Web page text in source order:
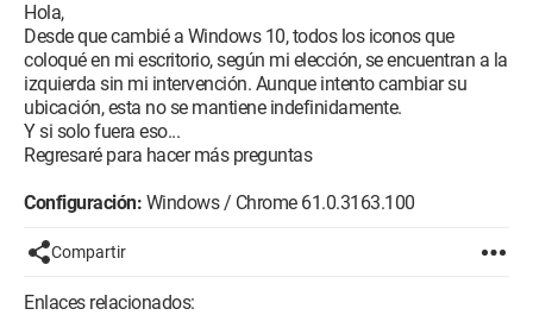
Hola,
Desde que cambié a Windows 10, todos los iconos que
coloqué en mi escritorio, según mi elección, se encuentran a la
izquierda sin mi intervención. Aunque intento cambiar su
ubicación, esta no se mantiene indefinidamente.
Y si solo fuera eso...
Regresaré para hacer más preguntas
Configuración: Windows / Chrome 61.0.3163.100
Compartir
Enlaces relacionados: